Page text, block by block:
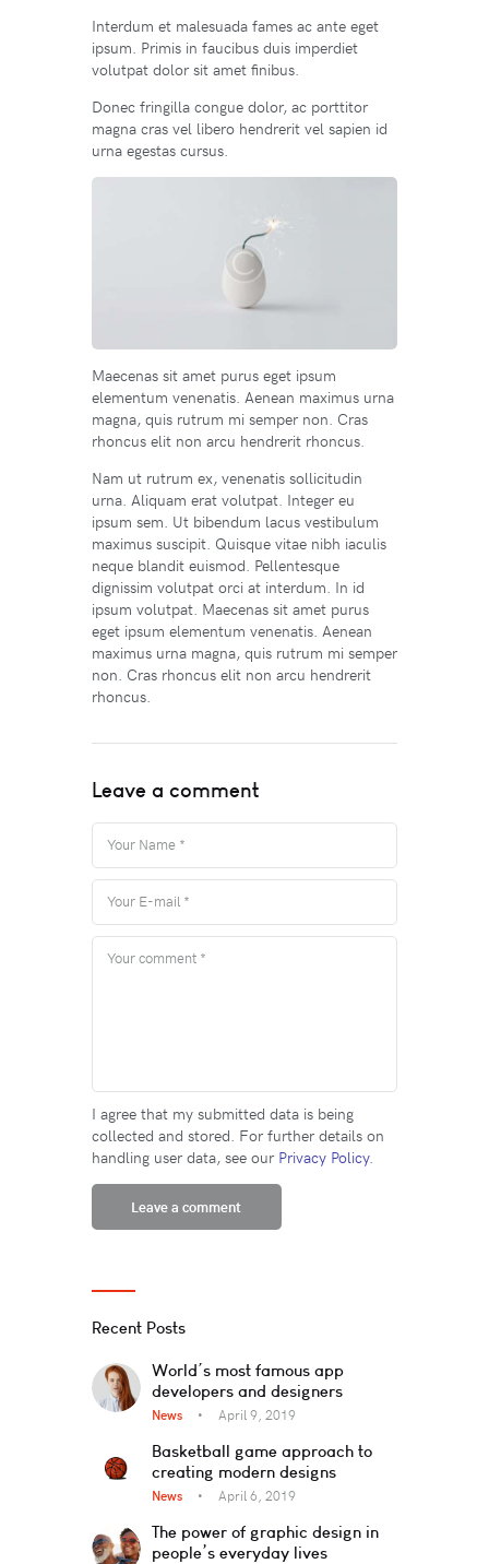
Interdum et malesuada fames ac ante eget
ipsum. Primis in faucibus duis imperdiet
volutpat dolor sit amet finibus.
Donec fringilla congue dolor, ac porttitor
magna cras vel libero hendrerit vel sapien id
urna egestas cursus.
Maecenas sit amet purus eget ipsum
elementum venenatis. Aenean maximus urna
magna, quis rutrum mi semper non. Cras
rhoncus elit non arcu hendrerit rhoncus.
Nam ut rutrum ex, venenatis sollicitudin
urna. Aliquam erat volutpat. Integer eu
ipsum sem. Ut bibendum lacus vestibulum
maximus suscipit. Quisque vitae nibh iaculis
neque blandit euismod. Pellentesque
dignissim volutpat orci at interdum. In id
ipsum volutpat. Maecenas sit amet purus
eget ipsum elementum venenatis. Aenean
maximus urna magna, quis rutrum mi semper
non. Cras rhoncus elit non arcu hendrerit
rhoncus.
Leave a comment
I agree that my submitted data is being
collected and stored. For further details on
handling user data, see our Privacy Policy.
Recent Posts
World’s most famous app
developers and designers
News April 9, 2019
Basketball game approach to
creating modern designs
News April 6, 2019
The power of graphic design in
people’s everyday lives